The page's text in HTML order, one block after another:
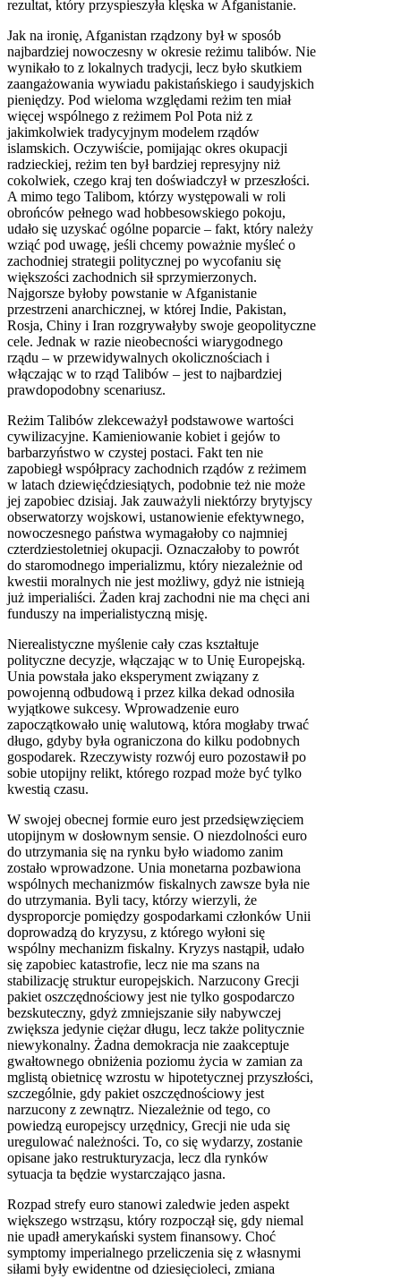
rezultat, który przyspieszyła klęska w Afganistanie.
Jak na ironię, Afganistan rządzony był w sposób
najbardziej nowoczesny w okresie reżimu talibów. Nie
wynikało to z lokalnych tradycji, lecz było skutkiem
zaangażowania wywiadu pakistańskiego i saudyjskich
pieniędzy. Pod wieloma względami reżim ten miał
więcej wspólnego z reżimem Pol Pota niż z
jakimkolwiek tradycyjnym modelem rządów
islamskich. Oczywiście, pomijając okres okupacji
radzieckiej, reżim ten był bardziej represyjny niż
cokolwiek, czego kraj ten doświadczył w przeszłości.
A mimo tego Talibom, którzy występowali w roli
obrońców pełnego wad hobbesowskiego pokoju,
udało się uzyskać ogólne poparcie – fakt, który należy
wziąć pod uwagę, jeśli chcemy poważnie myśleć o
zachodniej strategii politycznej po wycofaniu się
większości zachodnich sił sprzymierzonych.
Najgorsze byłoby powstanie w Afganistanie
przestrzeni anarchicznej, w której Indie, Pakistan,
Rosja, Chiny i Iran rozgrywałyby swoje geopolityczne
cele. Jednak w razie nieobecności wiarygodnego
rządu – w przewidywalnych okolicznościach i
włączając w to rząd Talibów – jest to najbardziej
prawdopodobny scenariusz.
Reżim Talibów zlekceważył podstawowe wartości
cywilizacyjne. Kamieniowanie kobiet i gejów to
barbarzyństwo w czystej postaci. Fakt ten nie
zapobiegł współpracy zachodnich rządów z reżimem
w latach dziewięćdziesiątych, podobnie też nie może
jej zapobiec dzisiaj. Jak zauważyli niektórzy brytyjscy
obserwatorzy wojskowi, ustanowienie efektywnego,
nowoczesnego państwa wymagałoby co najmniej
czterdziestoletniej okupacji. Oznaczałoby to powrót
do staromodnego imperializmu, który niezależnie od
kwestii moralnych nie jest możliwy, gdyż nie istnieją
już imperialiści. Żaden kraj zachodni nie ma chęci ani
funduszy na imperialistyczną misję.
Nierealistyczne myślenie cały czas kształtuje
polityczne decyzje, włączając w to Unię Europejską.
Unia powstała jako eksperyment związany z
powojenną odbudową i przez kilka dekad odnosiła
wyjątkowe sukcesy. Wprowadzenie euro
zapoczątkowało unię walutową, która mogłaby trwać
długo, gdyby była ograniczona do kilku podobnych
gospodarek. Rzeczywisty rozwój euro pozostawił po
sobie utopijny relikt, którego rozpad może być tylko
kwestią czasu.
W swojej obecnej formie euro jest przedsięwzięciem
utopijnym w dosłownym sensie. O niezdolności euro
do utrzymania się na rynku było wiadomo zanim
zostało wprowadzone. Unia monetarna pozbawiona
wspólnych mechanizmów fiskalnych zawsze była nie
do utrzymania. Byli tacy, którzy wierzyli, że
dysproporcje pomiędzy gospodarkami członków Unii
doprowadzą do kryzysu, z którego wyłoni się
wspólny mechanizm fiskalny. Kryzys nastąpił, udało
się zapobiec katastrofie, lecz nie ma szans na
stabilizację struktur europejskich. Narzucony Grecji
pakiet oszczędnościowy jest nie tylko gospodarczo
bezskuteczny, gdyż zmniejszanie siły nabywczej
zwiększa jedynie ciężar długu, lecz także politycznie
niewykonalny. Żadna demokracja nie zaakceptuje
gwałtownego obniżenia poziomu życia w zamian za
mglistą obietnicę wzrostu w hipotetycznej przyszłości,
szczególnie, gdy pakiet oszczędnościowy jest
narzucony z zewnątrz. Niezależnie od tego, co
powiedzą europejscy urzędnicy, Grecji nie uda się
uregulować należności. To, co się wydarzy, zostanie
opisane jako restrukturyzacja, lecz dla rynków
sytuacja ta będzie wystarczająco jasna.
Rozpad strefy euro stanowi zaledwie jeden aspekt
większego wstrząsu, który rozpoczął się, gdy niemal
nie upadł amerykański system finansowy. Choć
symptomy imperialnego przeliczenia się z własnymi
siłami były ewidentne od dziesięcioleci, zmiana